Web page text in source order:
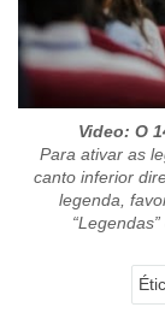
Video: O
Para ativar as
canto inferior
legenda,